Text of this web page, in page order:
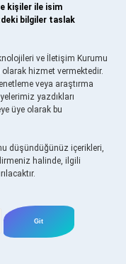
kişiler ile isim
bilgiler taslak
ve İletişim Kurumu
olarak hizmet vermektedir.
veya araştırma
yazdıkları
üye olarak bu
düşündüğünüz içerikleri,
halinde, ilgili